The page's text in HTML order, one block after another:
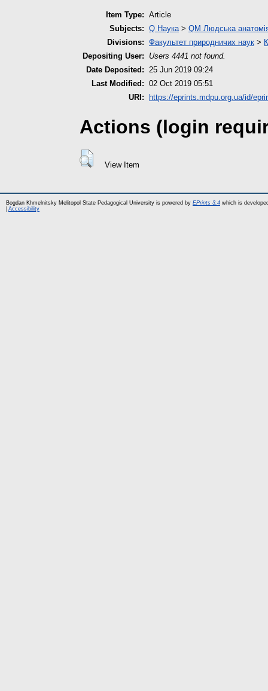
Item Type: Article
Subjects: Q Наука> QM Людська
Divisions: Факультет природничих наук >
Depositing User:
Users 4441 not found.
Date Deposited: 25 Jun 2019 09:24
Last Modified: 02 Oct 2019 05:51
URI:
https://eprints.mdpu.org.ua/id/
Actions (login
View Item
Bogdan Khmelnitsky Melitopol State Pedagogical University is powered by EPrints 3.4 which is
Accessibility